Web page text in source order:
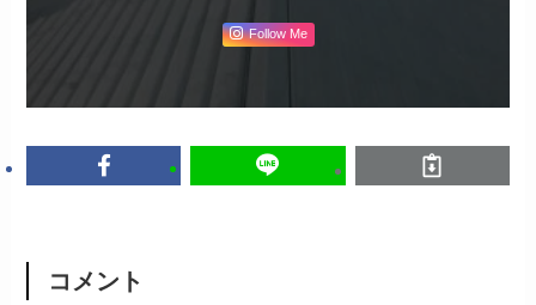
Follow Me
コメント